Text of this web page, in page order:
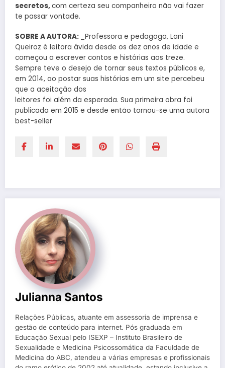
secretos,com certeza seu companheiro não vai fazer
te passar vontade.
SOBRE A AUTORA:
_Professora e pedagoga, Lani
Queiroz é leitora ávida desde os dez anos de idade e
começou a escrever contos e histórias aos treze.
Sempre teve o desejo de tornar seus textos públicos e,
em 2014, ao postar suas histórias em um site percebeu
que a aceitação dos
leitores foi além da esperada. Sua primeira obra foi
publicada em 2015 e desde então tornou-se uma autora
best-seller
Julianna Santos
Relações Públicas, atuante em assessoria de imprensa e
gestão de conteúdo para internet. Pós graduada em
Educação Sexual pelo ISEXP – Instituto Brasileiro de
Sexualidade e Medicina Psicossomática da Faculdade de
Medicina do ABC, atendeu a várias empresas e profissionais